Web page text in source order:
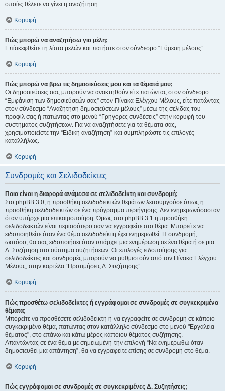
οποίες θέλετε να γίνει η αναζήτηση.
Κορυφή
Πώς μπορώ να αναζητήσω για μέλη;
Επίσκεφθείτε τη λίστα μελών και πατήστε στον σύνδεσμο “Εύρεση μέλους”.
Κορυφή
Πώς μπορώ να βρω τις δημοσιεύσεις μου και τα θέματά μου;
Οι δημοσιεύσεις σας μπορούν να ανακτηθούν είτε πατώντας στον σύνδεσμο
“Εμφάνιση των δημοσιεύσεών σας” στον Πίνακα Ελέγχου Μέλους, είτε πατώντας
στον σύνδεσμο “Αναζήτηση δημοσιεύσεων μέλους” μέσω της σελίδας του
προφίλ σας ή πατώντας στο μενού “Γρήγορες συνδέσεις” στην κορυφή του
συστήματος συζητήσεων. Για να αναζητήσετε για τα θέματα σας,
χρησιμοποιείστε την “Ειδική αναζήτηση” και συμπληρώστε τις επιλογές
καταλλήλως.
Κορυφή
Συνδρομές και Σελιδοδείκτες
Ποια είναι η διαφορά ανάμεσα σε σελιδοδείκτη και συνδρομή;
Στο phpBB 3.0, η προσθήκη σελιδοδεικτών θεμάτων λειτουργούσε όπως η
προσθήκη σελιδοδεικτών σε ένα πρόγραμμα περιήγησης. Δεν ενημερωνόσασταν
όταν υπήρχε μια επικαιροποίηση. Όμως στο phpBB 3.1 η προσθήκη
σελιδοδεικτών είναι περισσότερο σαν να εγγραφείτε στο θέμα. Μπορείτε να
ειδοποιηθείτε όταν ένα θέμα σελιδοδείκτη έχει ενημερωθεί. Η συνδρομή,
ωστόσο, θα σας ειδοποιήσει όταν υπάρχει μια ενημέρωση σε ένα θέμα ή σε μια
Δ. Συζήτηση στο σύστημα συζητήσεων. Οι επιλογές ειδοποίησης για
σελιδοδείκτες και συνδρομές μπορούν να ρυθμιστούν από τον Πίνακα Ελέγχου
Μέλους, στην καρτέλα “Προτιμήσεις Δ. Συζήτησης”.
Κορυφή
Πώς προσθέτω σελιδοδείκτες ή εγγράφομαι σε συνδρομές σε συγκεκριμένα
θέματα;
Μπορείτε να προσθέσετε σελιδοδείκτη ή να εγγραφείτε σε συνδρομή σε κάποιο
συγκεκριμένο θέμα, πατώντας στον κατάλληλο σύνδεσμο στο μενού "Εργαλεία
θέματος", στο επάνω και κάτω μέρος κάποιου θέματος συζήτησης.
Απαντώντας σε ένα θέμα με σημειωμένη την επιλογή “Να ενημερωθώ όταν
δημοσιευθεί μια απάντηση”, θα να εγγραφείτε επίσης σε συνδρομή στο θέμα.
Κορυφή
Πώς εγγράφομαι σε συνδρομές σε συγκεκριμένες Δ. Συζητήσεις;